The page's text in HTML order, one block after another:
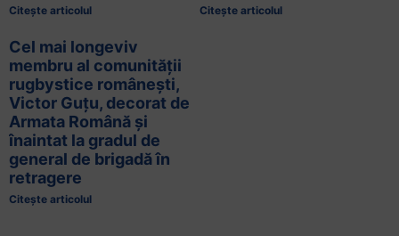
Citește articolul Citește articolul
Cel mai longeviv
membru al comunității
rugbystice românești,
Victor Guțu, decorat de
Armata Română și
înaintat la gradul de
general de brigadă în
retragere
Citește articolul